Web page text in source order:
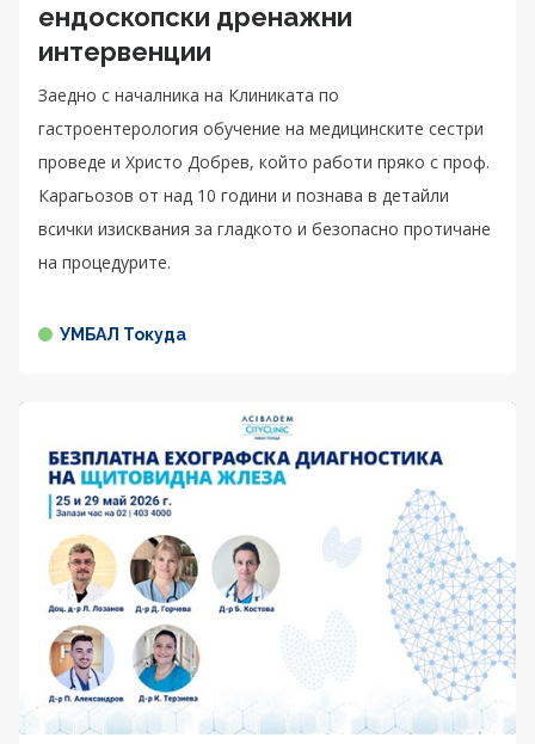
ендоскопски дренажни
интервенции
Заедно с началника на Клиниката по
гастроентерология обучение на медицинските сестри
проведе и Христо Добрев, който работи пряко с проф.
Карагьозов от над 10 години и познава в детайли
всички изисквания за гладкото и безопасно протичане
на процедурите.
УМБАЛ Токуда